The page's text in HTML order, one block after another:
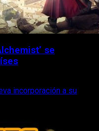
se
incorporación a su